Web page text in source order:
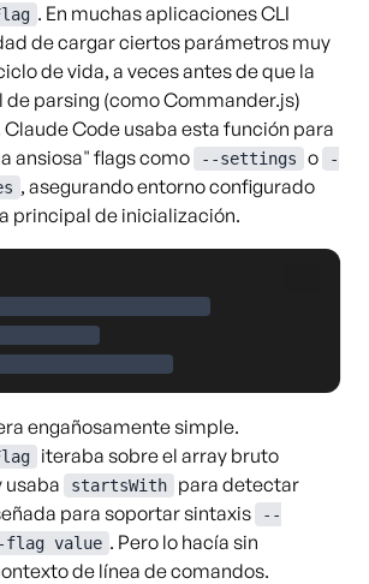
. En muchas aplicaciones CLI
de cargar ciertos parámetros muy
de vida, a veces antes de que la
parsing (como Commander.js)
Code usaba esta función para
ansiosa" flags como
--settings o
-
, asegurando entorno configurado
principal de inicialización.
engañosamente simple.
iteraba sobre el array bruto
usaba startsWith
para detectar
para soportar sintaxis
--
flag value . Pero lo hacía sin
de línea de comandos.